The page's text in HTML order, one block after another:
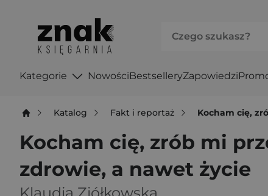
Kategorie NowościBestselleryZapowiedzi
Katalog Fakt i reportaż Kocham cię,
Kocham cię, zrób mi
zdrowie, a nawet życie